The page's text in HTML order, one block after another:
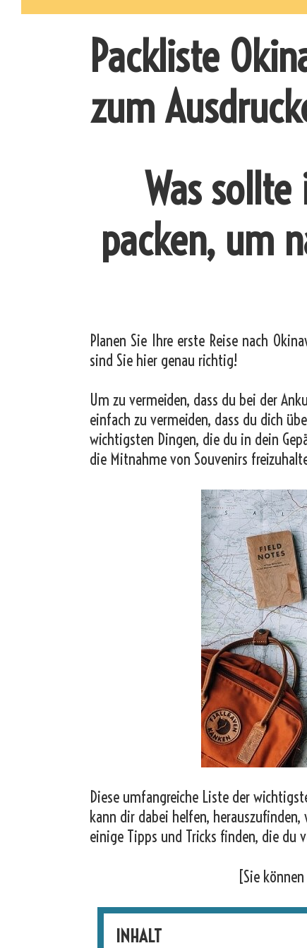
Packliste
zum
Was
packen, um
Planen Sie Ihre erste Reise nach
sind Sie hier genau richtig!
Um zu vermeiden, dass du bei der
einfach zu vermeiden, dass du dich
wichtigsten Dingen, die du in dein
die Mitnahme von Souvenirs
Diese umfangreiche Liste der
kann dir dabei helfen,
einige Tipps und Tricks finden, die du
[Sie
INHALT